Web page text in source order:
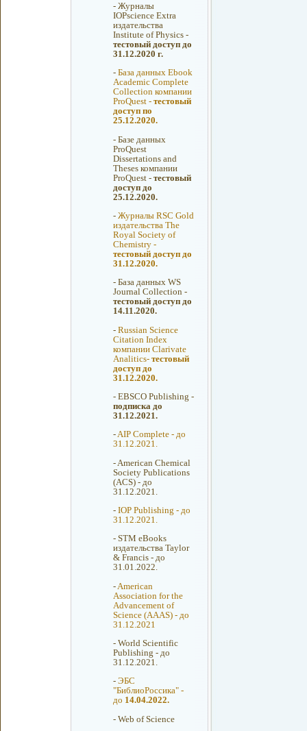
- Журналы
IOPscience Extra
издательства
Institute of Physics -
тестовый доступ до
31.12.2020 г.
- База данных Ebook
Academic Complete
Collection компании
ProQuest - тестовый
доступ по
25.12.2020.
- Базе данных
ProQuest
Dissertations and
Theses компании
ProQuest -тестовый
доступ до
25.12.2020.
- Журналы RSC Gold
издательства The
Royal Society of
Chemistry -
тестовый доступ до
31.12.2020.
- База данных WS
Journal Collection -
тестовый доступ до
14.11.2020.
- Russian Science
Citation Index
компании Clarivate
Analitics- тестовый
доступ до
31.12.2020.
- EBSCO Publishing -
подписка до
31.12.2021.
-AIP Complete - до
31.12.2021.
- American Chemical
Society Publications
(ACS) - до
31.12.2021.
- IOP Publishing - до
31.12.2021.
- STM eBooks
издательства Taylor
& Francis - до
31.01.2022.
- American
Association for the
Advancement of
Science (AAAS) - до
31.12.2021
- World Scientific
Publishing - до
31.12.2021.
- ЭБС
"БиблиоРоссика" -
до 14.04.2022.
- Web of Science